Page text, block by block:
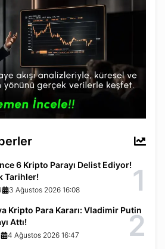
6 Kripto Parayı Delist Ediyor!
Tarihler!
3 Ağustos 2026 16:08 1
Kripto Para Kararı: Vladimir Putin
Attı!
4 Ağustos 2026 16:47 2